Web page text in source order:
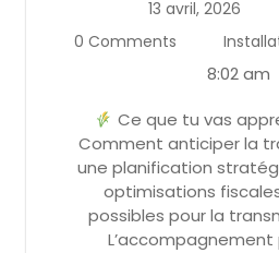
13 avril, 2026
0 Comments
8:02 am
Ce que tu vas
Comment anticiper la
une planification
optimisations
possibles pour la
L’accompagnement